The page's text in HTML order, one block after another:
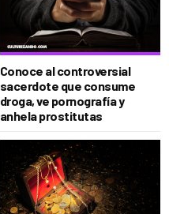
Conoce al controversial
sacerdote que consume
droga, ve pornografía y
anhela prostitutas